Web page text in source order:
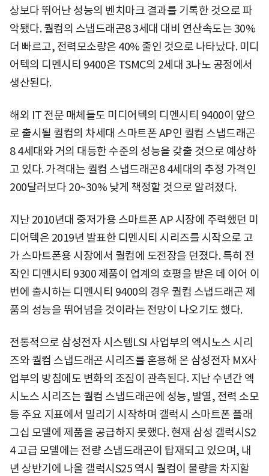
상보다 뛰어난 성능의 벤치마크 결과를 기록한 것으로 파
악됐다. 퀄컴의 스냅드래곤8 3세대 대비 연산속도는 30%
더 빠르고, 전력모소량은 40% 줄인 것으로 나타났다. 미디
어텍의 디멘시티 9400은 TSMC의 2세대 3나노 공정에서
생산된다.
해외 IT 전문 매체들도 미디어텍의 디멘시티 9400이 앞으
로 출시될 퀄컴의 차세대 스마트폰 AP인 퀄컴 스냅드래곤
8 4세대와 거의 대등한 수준의 성능을 갖출 것으로 예상하
고 있다. 가격대는 퀄컴 스냅드래곤8 4세대의 추정 가격인
200달러보다 20~30% 낮게 책정할 것으로 알려졌다.
지난 2010년대 중저가용 스마트폰 AP 시장에 주력했던 미
디어텍은 2019년 발표한 디멘시티 시리즈를 시작으로 고
가 스마트폰용 시장에서 퀄컴에 도전장을 던졌다. 특히 전
작인 디멘시티 9300 제품이 업계의 호평을 받은 데 이어 이
번에 출시하는 디멘시티 9400의 경우 퀄컴 스냅드래곤 제
품의 성능을 뛰어넘을 것이라는 전망이 나오기도 했다.
전통적으로 삼성전자 시스템LSI 사업부의 엑시노스 시리
즈와 퀄컴 스냅드래곤 시리즈를 혼용해 온 삼성전자 MX사
업부의 방침에도 변화의 조짐이 관측된다. 지난 수년간 엑
시노스 시리즈는 퀄컴 스냅드래곤에 성능, 발열, 전력 소모
등 주요 지표에서 밀리기 시작하며 갤럭시 스마트폰 플래
그십 모델에 제품을 공급하지 못했다. 현재 삼성 갤럭시S2
4 고급 모델에는 전량 스냅드래곤이 탑재되고 있으며, 내
년 상반기에 나올 갤럭시S25 역시 퀄컴이 물량을 차지할